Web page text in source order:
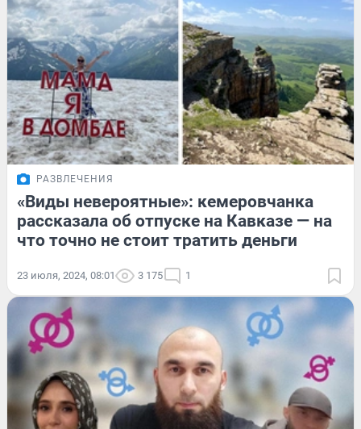
РАЗВЛЕЧЕНИЯ
«Виды невероятные»: кемеровчанка
рассказала об отпуске на Кавказе — на
что точно не стоит тратить деньги
23 июля, 2024, 08:01 3 175 1